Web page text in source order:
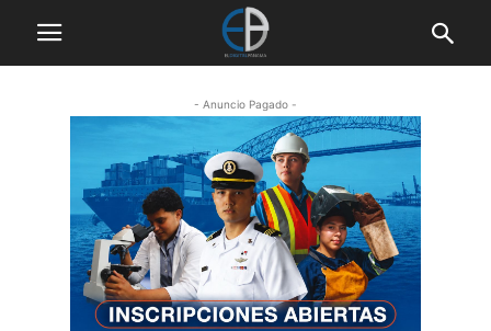
- Anuncio Pagado -